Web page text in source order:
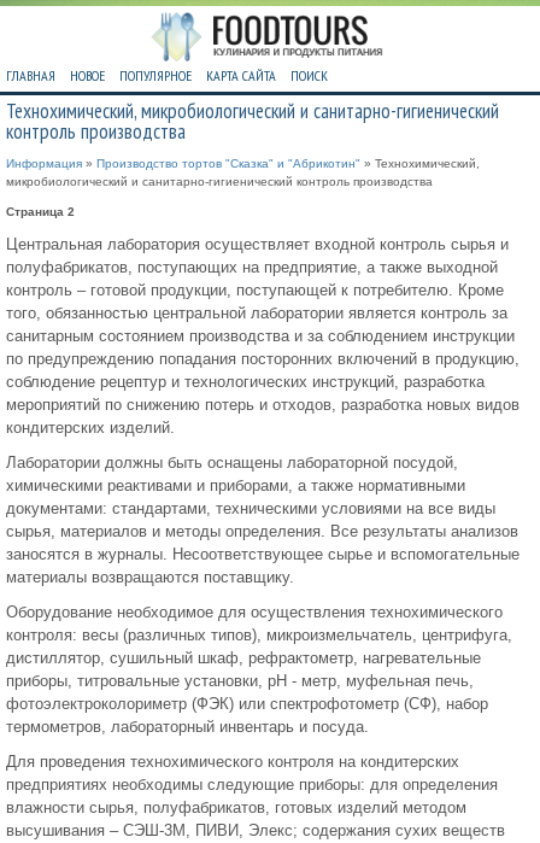
ГЛАВНАЯ НОВОЕ ПОПУЛЯРНОЕ КАРТА САЙТА ПОИСК
Технохимический, микробиологический и санитарно-гигиенический
контроль производства
Информация » Производство тортов "Сказка" и "Абрикотин" » Технохимический,
микробиологический и санитарно-гигиенический контроль производства
Страница 2
Центральная лаборатория осуществляет входной контроль сырья и
полуфабрикатов, поступающих на предприятие, а также выходной
контроль – готовой продукции, поступающей к потребителю. Кроме
того, обязанностью центральной лаборатории является контроль за
санитарным состоянием производства и за соблюдением инструкции
по предупреждению попадания посторонних включений в продукцию,
соблюдение рецептур и технологических инструкций, разработка
мероприятий по снижению потерь и отходов, разработка новых видов
кондитерских изделий.
Лаборатории должны быть оснащены лабораторной посудой,
химическими реактивами и приборами, а также нормативными
документами: стандартами, техническими условиями на все виды
сырья, материалов и методы определения. Все результаты анализов
заносятся в журналы. Несоответствующее сырье и вспомогательные
материалы возвращаются поставщику.
Оборудование необходимое для осуществления технохимического
контроля: весы (различных типов), микроизмельчатель, центрифуга,
дистиллятор, сушильный шкаф, рефрактометр, нагревательные
приборы, титровальные установки, pH - метр, муфельная печь,
фотоэлектроколориметр (ФЭК) или спектрофотометр (СФ), набор
термометров, лабораторный инвентарь и посуда.
Для проведения технохимического контроля на кондитерских
предприятиях необходимы следующие приборы: для определения
влажности сырья, полуфабрикатов, готовых изделий методом
высушивания – СЭШ-3М, ПИВИ, Элекс; содержания сухих веществ